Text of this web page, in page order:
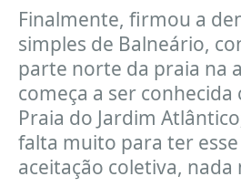
Finalmente, firmou a
simples de Balneário,
parte norte da praia na
começa a ser conhecida
Praia do Jardim
falta muito para ter
aceitação coletiva, nada